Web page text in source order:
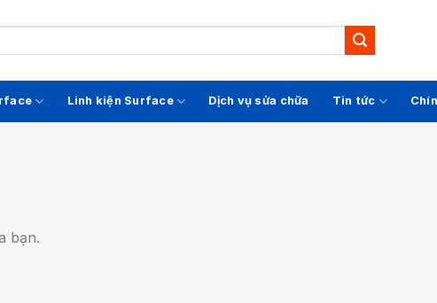
Linh kiện Surface Dịch vụ sửa chữa Tin tức
bạn.